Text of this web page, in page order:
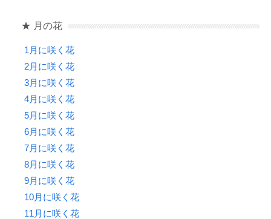
★ 月の花
1月に咲く花
2月に咲く花
3月に咲く花
4月に咲く花
5月に咲く花
6月に咲く花
7月に咲く花
8月に咲く花
9月に咲く花
10月に咲く花
11月に咲く花